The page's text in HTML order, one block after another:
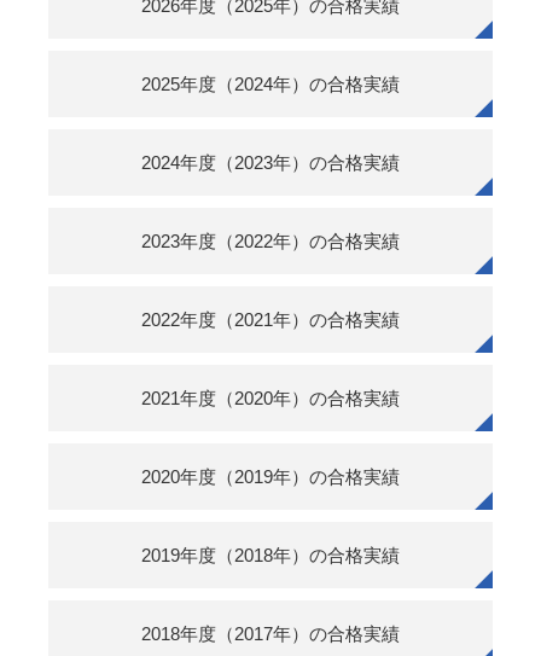
2026年度（2025年）の合格実績
2025年度（2024年）の合格実績
2024年度（2023年）の合格実績
2023年度（2022年）の合格実績
2022年度（2021年）の合格実績
2021年度（2020年）の合格実績
2020年度（2019年）の合格実績
2019年度（2018年）の合格実績
2018年度（2017年）の合格実績